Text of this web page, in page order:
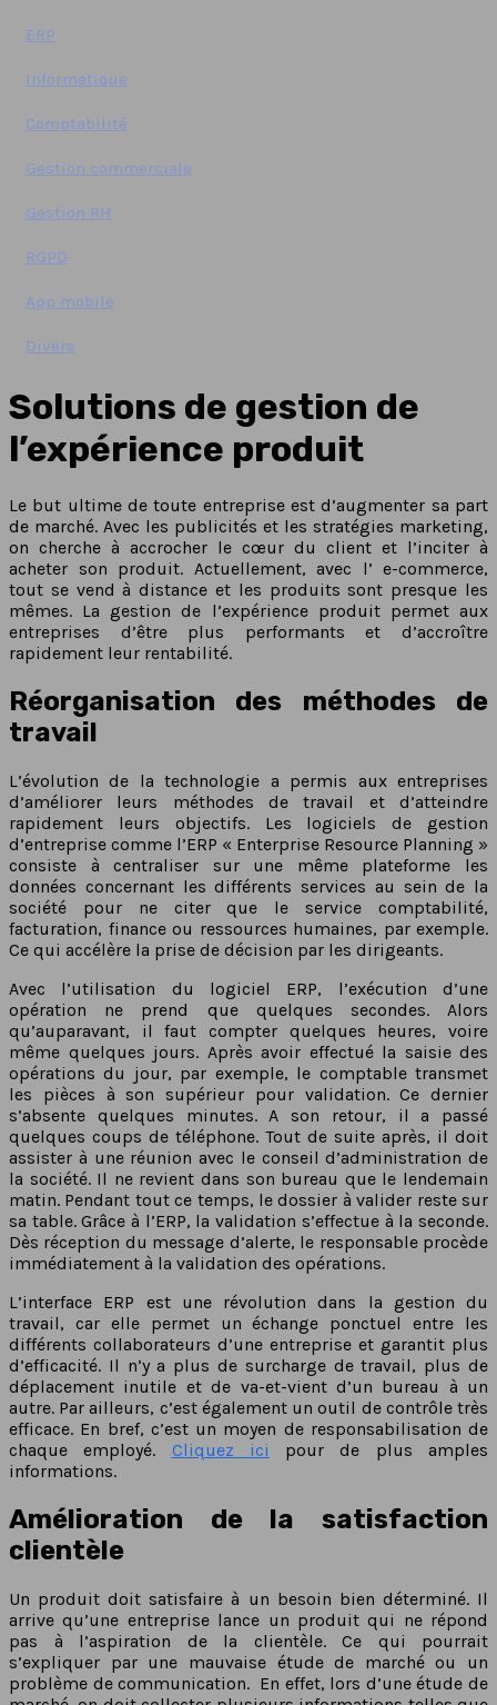
ERP
Informatique
Comptabilité
Gestion commerciale
Gestion RH
RGPD
App mobile
Divers
Solutions de gestion de
l’expérience produit
Le but ultime de toute entreprise est d’augmenter sa part
de marché. Avec les publicités et les stratégies marketing,
on cherche à accrocher le cœur du client et l’inciter à
acheter son produit. Actuellement, avec l’ e-commerce,
tout se vend à distance et les produits sont presque les
mêmes. La gestion de l’expérience produit permet aux
entreprises d’être plus performants et d’accroître
rapidement leur rentabilité.
Réorganisation des méthodes de
travail
L’évolution de la technologie a permis aux entreprises
d’améliorer leurs méthodes de travail et d’atteindre
rapidement leurs objectifs. Les logiciels de gestion
d’entreprise comme l’ERP « Enterprise Resource Planning »
consiste à centraliser sur une même plateforme les
données concernant les différents services au sein de la
société pour ne citer que le service comptabilité,
facturation, finance ou ressources humaines, par exemple.
Ce qui accélère la prise de décision par les dirigeants.
Avec l’utilisation du logiciel ERP, l’exécution d’une
opération ne prend que quelques secondes. Alors
qu’auparavant, il faut compter quelques heures, voire
même quelques jours. Après avoir effectué la saisie des
opérations du jour, par exemple, le comptable transmet
les pièces à son supérieur pour validation. Ce dernier
s’absente quelques minutes. A son retour, il a passé
quelques coups de téléphone. Tout de suite après, il doit
assister à une réunion avec le conseil d’administration de
la société. Il ne revient dans son bureau que le lendemain
matin. Pendant tout ce temps, le dossier à valider reste sur
sa table. Grâce à l’ERP, la validation s’effectue à la seconde.
Dès réception du message d’alerte, le responsable procède
immédiatement à la validation des opérations.
L’interface ERP est une révolution dans la gestion du
travail, car elle permet un échange ponctuel entre les
différents collaborateurs d’une entreprise et garantit plus
d’efficacité. Il n’y a plus de surcharge de travail, plus de
déplacement inutile et de va-et-vient d’un bureau à un
autre. Par ailleurs, c’est également un outil de contrôle très
efficace. En bref, c’est un moyen de responsabilisation de
chaque employé. Cliquez ici pour de plus amples
informations.
Amélioration de la satisfaction
clientèle
Un produit doit satisfaire à un besoin bien déterminé. Il
arrive qu’une entreprise lance un produit qui ne répond
pas à l’aspiration de la clientèle. Ce qui pourrait
s’expliquer par une mauvaise étude de marché ou un
problème de communication. En effet, lors d’une étude de